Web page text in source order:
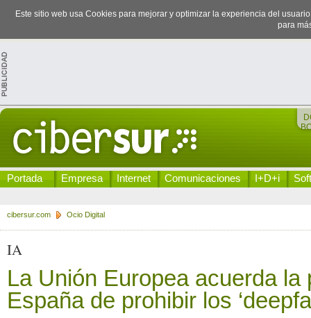
Este sitio web usa Cookies para mejorar y optimizar la experiencia del
para
Portada Empresa Internet Comunicaciones I+D+i
cibersur.com Ocio Digital
IA
La Unión Europea acuerda la
España de prohibir los